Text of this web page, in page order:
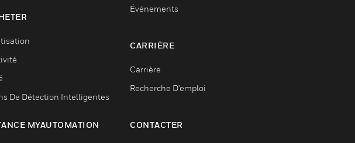
De Détection Intelligentes
MYAUTOMATION
Événements
CARRIÈRE
Carrière
Recherche D'emploi
CONTACTER